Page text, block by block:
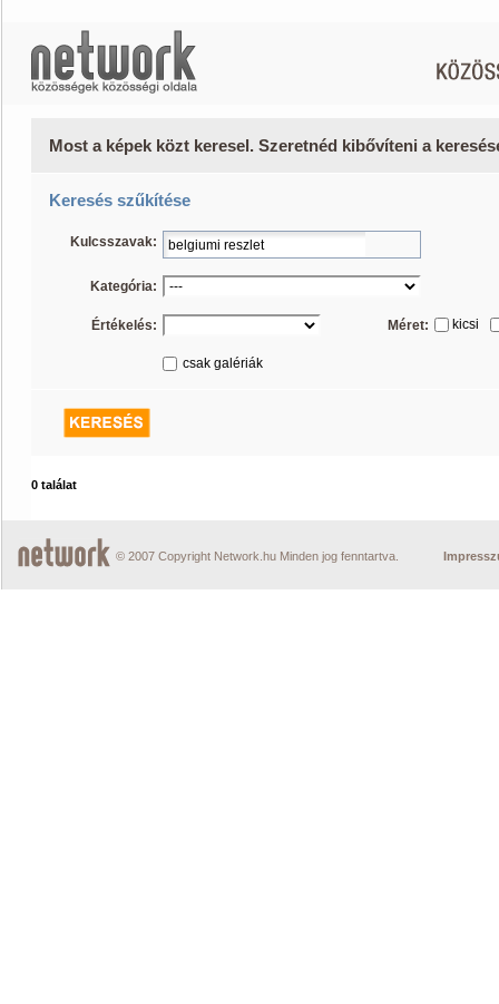
Most a képek közt keresel. Szeretnéd kibővíteni a
Keresés szűkítése
Kulcsszavak:
Kategória:
Értékelés: Méret: kicsi
csak galériák
0 találat
© 2007 Copyright Network.hu Minden jog fenntartva.